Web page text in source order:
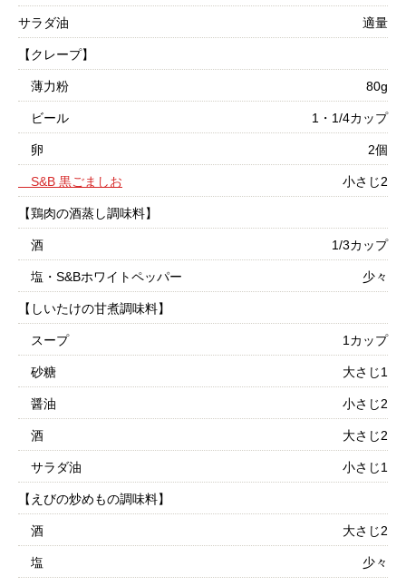
サラダ油 適量
【クレープ】
薄力粉 80g
ビール 1・1/4カップ
卵 2個
S&B 黒ごましお 小さじ2
【鶏肉の酒蒸し調味料】
酒 1/3カップ
塩・S&Bホワイトペッパー 少々
【しいたけの甘煮調味料】
スープ 1カップ
砂糖 大さじ1
醤油 小さじ2
酒 大さじ2
サラダ油 小さじ1
【えびの炒めもの調味料】
酒 大さじ2
塩 少々